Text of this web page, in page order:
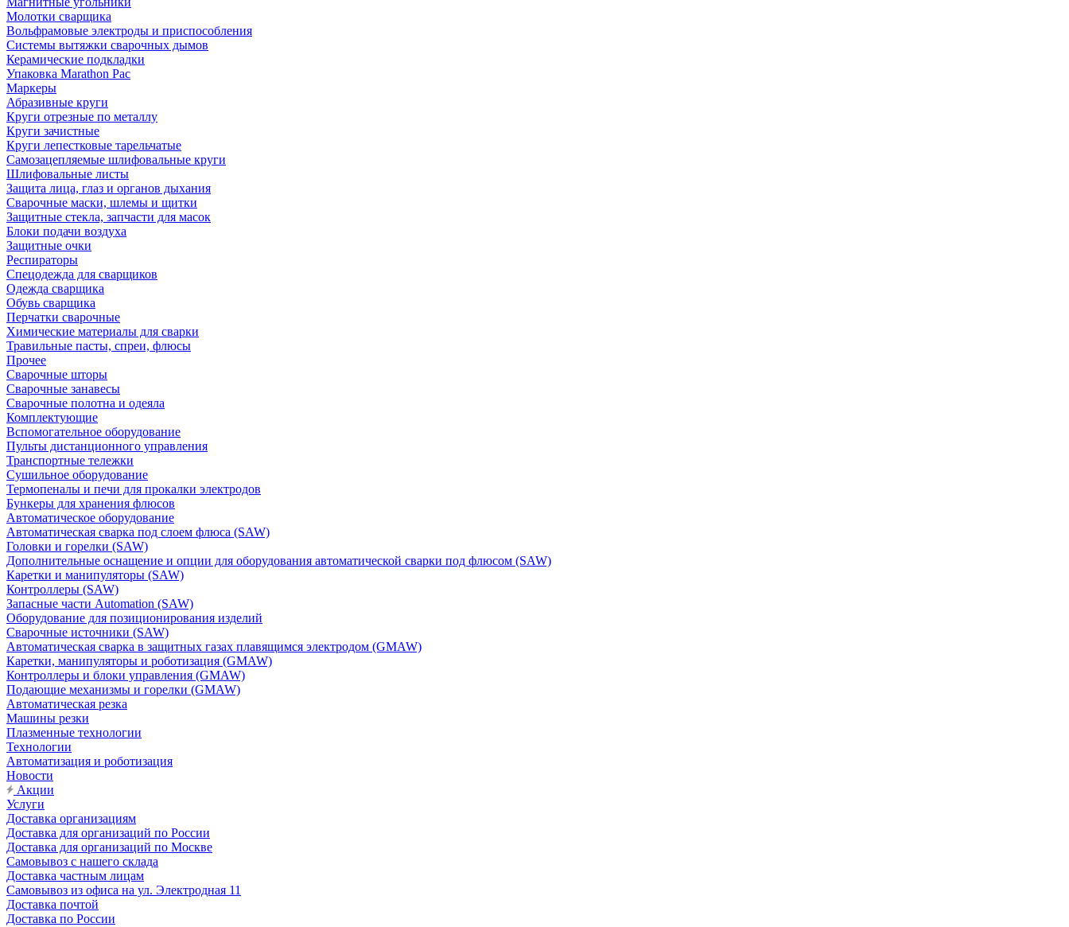
Молотки сварщика
Вольфрамовые электроды и приспособления
Системы вытяжки сварочных дымов
Керамические подкладки
Упаковка Marathon Pac
Маркеры
Абразивные круги
Круги отрезные по металлу
Круги зачистные
Круги лепестковые тарельчатые
Самозацепляемые шлифовальные круги
Шлифовальные листы
Защита лица, глаз и органов дыхания
Сварочные маски, шлемы и щитки
Защитные стекла, запчасти для масок
Блоки подачи воздуха
Защитные очки
Респираторы
Спецодежда для сварщиков
Одежда сварщика
Обувь сварщика
Перчатки сварочные
Химические материалы для сварки
Травильные пасты, спреи, флюсы
Прочее
Сварочные шторы
Сварочные занавесы
Сварочные полотна и одеяла
Комплектующие
Вспомогательное оборудование
Пульты дистанционного управления
Транспортные тележки
Сушильное оборудование
Термопеналы и печи для прокалки электродов
Бункеры для хранения флюсов
Автоматическое оборудование
Автоматическая сварка под слоем флюса (SAW)
Головки и горелки (SAW)
Дополнительные оснащение и опции для оборудования автоматической сварки под флюсом (SAW)
Каретки и манипуляторы (SAW)
Контроллеры (SAW)
Запасные части Automation (SAW)
Оборудование для позиционирования изделий
Сварочные источники (SAW)
Автоматическая сварка в защитных газах плавящимся электродом (GMAW)
Каретки, манипуляторы и роботизация (GMAW)
Контроллеры и блоки управления (GMAW)
Подающие механизмы и горелки (GMAW)
Автоматическая резка
Машины резки
Плазменные технологии
Технологии
Автоматизация и роботизация
Новости
Акции
Услуги
Доставка организациям
Доставка для организаций по России
Доставка для организаций по Москве
Самовывоз с нашего склада
Доставка частным лицам
Самовывоз из офиса на ул. Электродная 11
Доставка почтой
Доставка по России